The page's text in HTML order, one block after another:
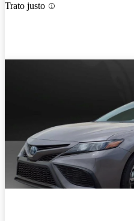
Trato justo